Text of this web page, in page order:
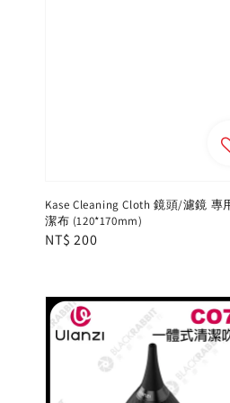
Kase Cleaning Cloth 鏡頭/濾鏡 專
潔布 (120*170mm)
Regular
NT$ 200